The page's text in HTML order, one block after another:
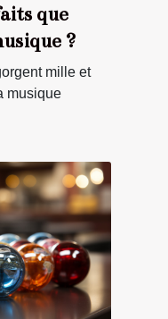
que
?
mille et
musique